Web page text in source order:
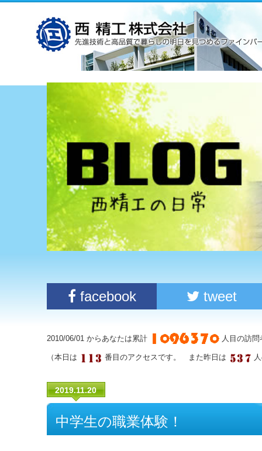
facebook tweet
2010/06/01 からあなたは累計 人目の訪
（本日は 番目のアクセスです。 また昨日は
2019.11.20
中学生の職業体験！